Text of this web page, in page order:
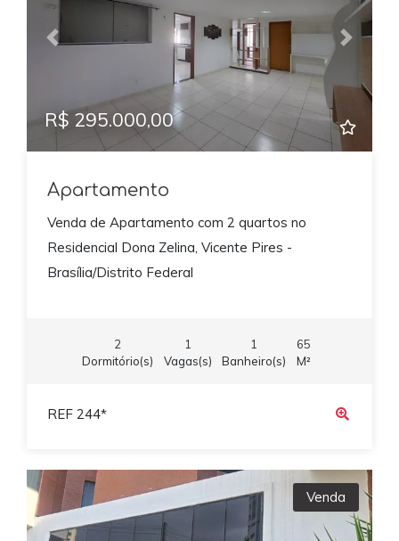
Previous Next
R$ 295.000,00
Apartamento
Venda de Apartamento com 2 quartos no
Residencial Dona Zelina, Vicente Pires -
Brasília/Distrito Federal
2
Dormitório(s)
1
Vagas(s)
1
Banheiro(s)
65
M²
REF 244*
Venda